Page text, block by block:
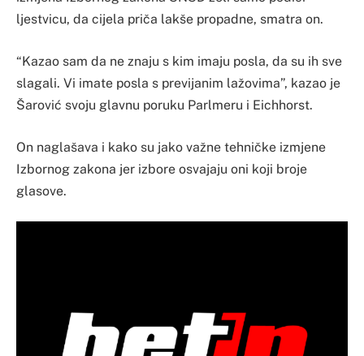
ljestvicu, da cijela priča lakše propadne, smatra on.
“Kazao sam da ne znaju s kim imaju posla, da su ih sve
slagali. Vi imate posla s previjanim lažovima”, kazao je
Šarović svoju glavnu poruku Parlmeru i Eichhorst.
On naglašava i kako su jako važne tehničke izmjene
Izbornog zakona jer izbore osvajaju oni koji broje
glasove.